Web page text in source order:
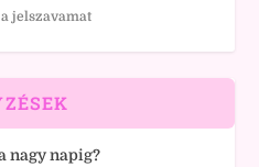
jelszavamat
nagy napig?